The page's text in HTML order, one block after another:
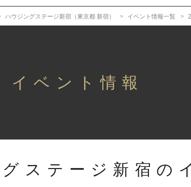
ハウジングステージ新宿（東京都 新宿） イベント情報一覧
ベント情報
ステージ新宿の